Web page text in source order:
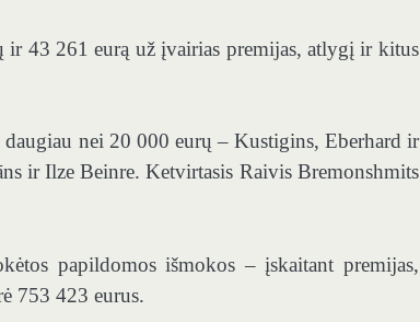
43 261 eurą už įvairias premijas, atlygį ir kitus
nei 20 000 eurų – Kustigins, Eberhard ir
ir Ilze Beinre. Ketvirtasis Raivis Bremonshmits
papildomos išmokos – įskaitant premijas,
753 423 eurus.